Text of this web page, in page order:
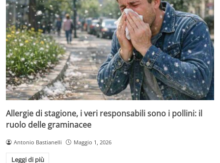
Allergie di stagione, i veri responsabili sono i pollini: il
ruolo delle graminacee
Antonio Bastianelli Maggio 1, 2026
Leggi di più